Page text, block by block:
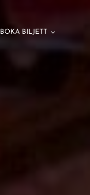
BOKA BILJETT